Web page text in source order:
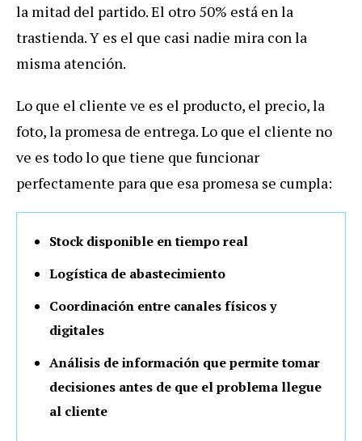
la mitad del partido.El otro 50% está en la
trastienda. Y es el que casi nadie mira con la
misma atención.
Lo que el cliente ve es el producto, el precio, la
foto, la promesa de entrega. Lo que el cliente no
ve es todo lo que tiene que funcionar
perfectamente para que esa promesa se cumpla:
Stock disponible en tiempo real
Logística de abastecimiento
Coordinación entre canales físicos y
digitales
Análisis de información que permite tomar
decisiones antes de que el problema llegue
al cliente